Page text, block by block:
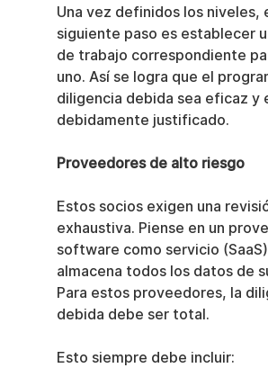
Una vez definidos los niveles,
siguiente paso es establecer
de trabajo correspondiente
uno. Así se logra que el
diligencia debida sea eficaz y
debidamente justificado.
Proveedores de alto riesgo
Estos socios exigen una
exhaustiva. Piense en un
software como servicio
almacena todos los datos de
Para estos proveedores, la
debida debe ser total.
Esto siempre debe incluir: